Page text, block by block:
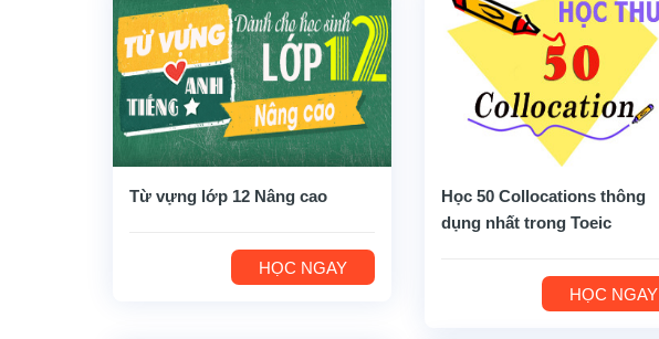
Từ vựng lớp 12 Nâng cao
HỌC NGAY
Học 50 Collocations thông
dụng nhất trong Toeic
HỌC NGAY